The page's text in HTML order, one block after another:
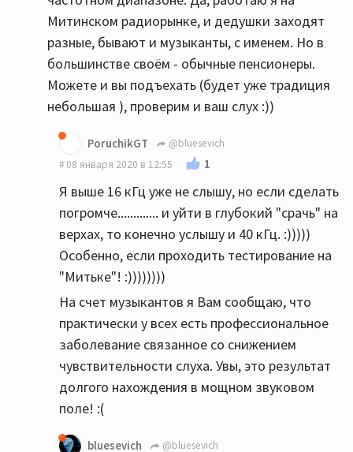
Митинском радиорынке, и дедушки заходят
разные, бывают и музыканты, с именем. Но в
большинстве своём - обычные пенсионеры.
Можете и вы подъехать (будет уже традиция
небольшая ), проверим и ваш слух :))
PoruchikGT
@bluesevich
08 января 2020 в 12:55
1
Я выше 16 кГц уже не слышу, но если сделать
погромче............. и уйти в глубокий "срачь" на
верхах, то конечно услышу и 40 кГц. :)))))
Особенно, если проходить тестирование на
"Митьке"! :))))))))
На счет музыкантов я Вам сообщаю, что
практически у всех есть профессиональное
заболевание связанное со снижением
чувствительности слуха. Увы, это результат
долгого нахождения в мощном звуковом
поле! :(
bluesevich
@bluesevich